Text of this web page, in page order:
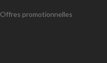
Offres promotionnelles